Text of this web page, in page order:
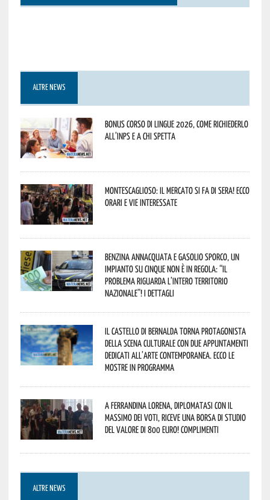
ALTRE NEWS
Bonus corso di lingue 2026, come richiederlo
all’INPS e a chi spetta
Montescaglioso: il mercato si fa di sera! Ecco
orari e vie interessate
Benzina annacquata e gasolio sporco, un
impianto su cinque non è in regola: “il
problema riguarda l’intero territorio
Nazionale”! I dettagli
Il Castello di Bernalda torna protagonista
della scena culturale con due appuntamenti
dedicati all’arte contemporanea. Ecco le
mostre in programma
A Ferrandina Lorena, diplomatasi con il
massimo dei voti, riceve una borsa di studio
del valore di 800 euro! Complimenti
ALTRE NEWS